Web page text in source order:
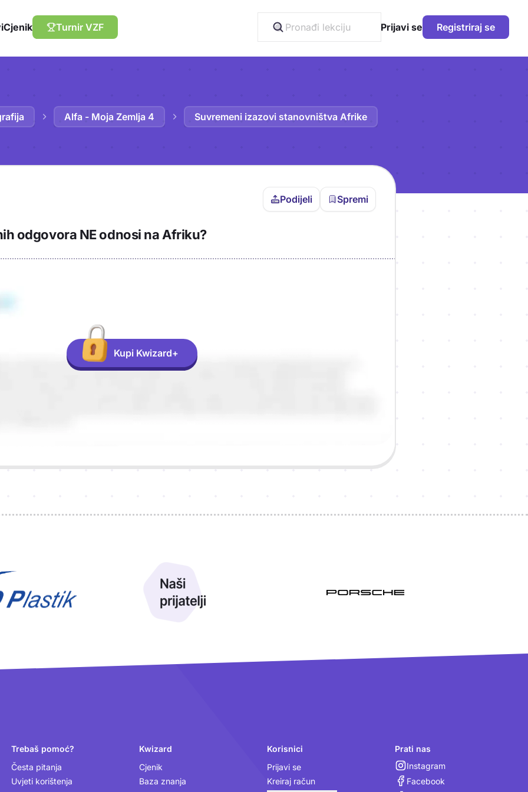
Cjenik Turnir VZF Prijavi se Registriraj se
Alfa - Moja Zemlja 4 Suvremeni izazovi stanovništva Afrike
Podijeli Spremi
Trebaš biti prijavljen da bi pohranio
sadržaj u bilježnicu!
odgovora NE odnosi na Afriku?
Kupi Kwizard+
Trebaš pomoć?
Česta pitanja
Uvjeti korištenja
Kwizard
Cjenik
Baza znanja
Korisnici
Prijavi se
Kreiraj račun
Prati nas
Instagram
Facebook